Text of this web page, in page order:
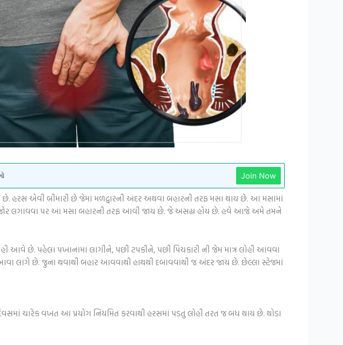
Join Now
એવી બીમારી છે જેમાં મળદ્વારની અંદર અથવા બહારની તરફ મસા થાય છે. આ મસામાં
લગાવવા પર આ મસા બહારની તરફ આવી જાય છે. જે અસહ્ય હોય છે. હવે આજે અમે તમને
આવે છે. પહેલા પખાનામા લાગીને, પછી ટપકીને, પછી પિચકારી ની જેમ માત્ર લોહી આવવા
લાગે છે. જુના થવાથી બહાર આવવાથી હાથથી દબાવવાથી જ અંદર જાય છે. છેલ્લા સ્ટેજમાં
ચારેક વખત આ પ્રયોગ નિયમિત કરવાથી હરસમાં પડતું લોહી તરત જ બંધ થાય છે. થોડા